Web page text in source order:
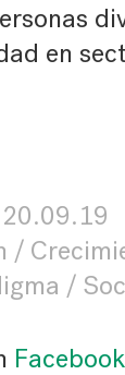
en
20.09.19
Facebook